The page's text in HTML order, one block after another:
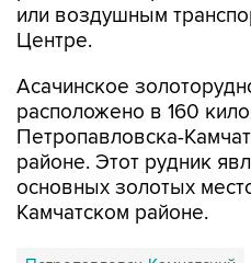
Асачинское
Петропавловска-
районе. Этот рудник
основных золотых
Камчатском районе.
Петропавловск-Камчатский